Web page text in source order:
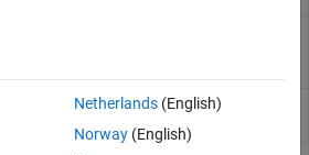
adeInfoobject and extract metrics for
visualization and analysis(Since R2024b)
Netherlands(English)
Norway(English)